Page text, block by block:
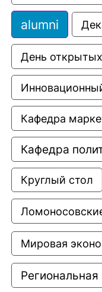
alumni
День
Кафедра
Кафедра
Круглый стол
Мировая